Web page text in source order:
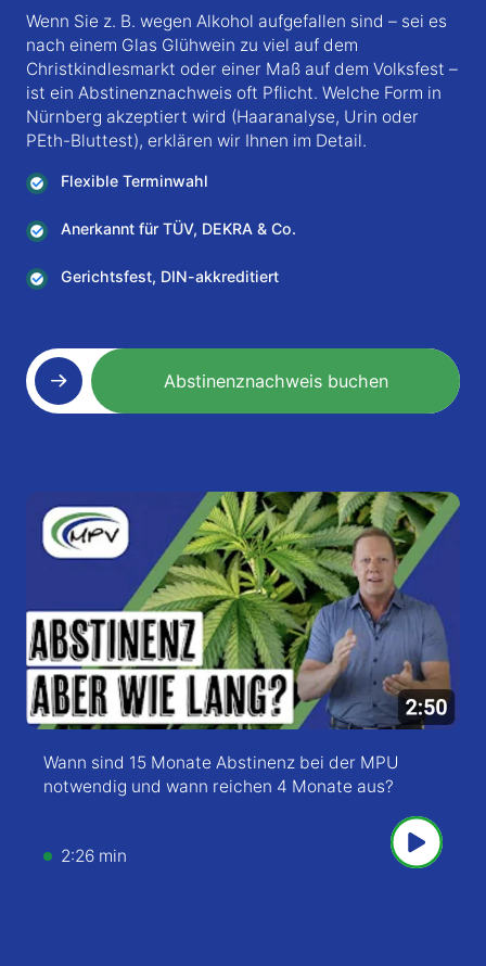
Wenn Sie z. B. wegen Alkohol aufgefallen sind – sei es
nach einem Glas Glühwein zu viel auf dem
Christkindlesmarkt oder einer Maß auf dem Volksfest –
ist ein Abstinenznachweis oft Pflicht. Welche Form in
Nürnberg akzeptiert wird (Haaranalyse, Urin oder
PEth-Bluttest), erklären wir Ihnen im Detail.
Flexible Terminwahl
Anerkannt für TÜV, DEKRA & Co.
Gerichtsfest, DIN-akkreditiert
Abstinenznachweis buchen
Wann sind 15 Monate Abstinenz bei der MPU
notwendig und wann reichen 4 Monate aus?
2:26 min